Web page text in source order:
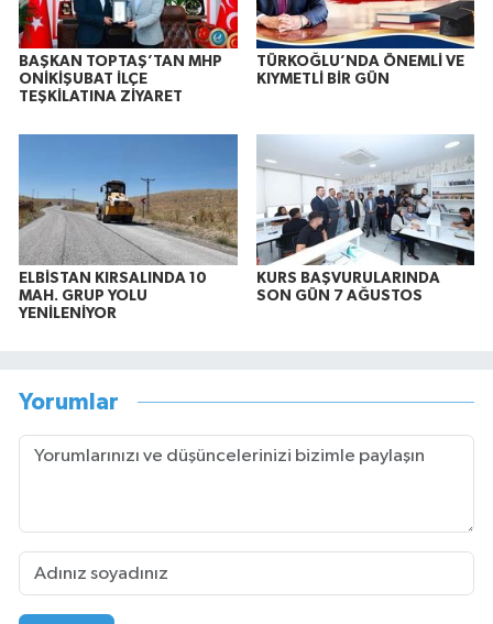
BAŞKAN TOPTAŞ’TAN MHP
ONİKİŞUBAT İLÇE
TEŞKİLATINA ZİYARET
TÜRKOĞLU’NDA ÖNEMLİ VE
KIYMETLİ BİR GÜN
ELBİSTAN KIRSALINDA 10
MAH. GRUP YOLU
YENİLENİYOR
KURS BAŞVURULARINDA
SON GÜN 7 AĞUSTOS
Yorumlar